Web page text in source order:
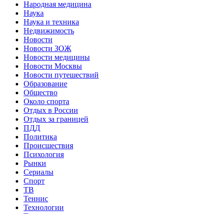
Народная медицина
Наука
Наука и техника
Недвижимость
Новости
Новости ЗОЖ
Новости медицины
Новости Москвы
Новости путешествий
Образование
Общество
Около спорта
Отдых в России
Отдых за границей
ПДД
Политика
Происшествия
Психология
Рынки
Сериалы
Спорт
ТВ
Теннис
Технологии